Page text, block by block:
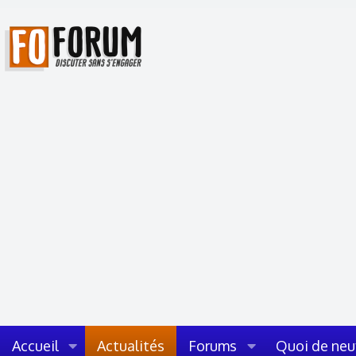
Accueil Actualités Forums Quoi de